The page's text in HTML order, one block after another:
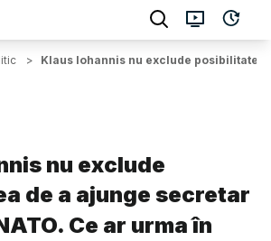
> Klaus Iohannis nu exclude
nu exclude
de a ajunge secretar
Ce ar urma în